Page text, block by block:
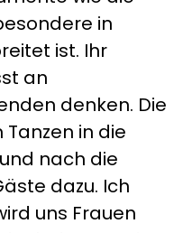
in
ist. Ihr
an
denken. Die
in die
nach die
dazu. Ich
uns Frauen